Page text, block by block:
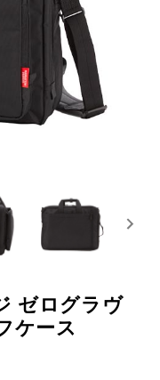
ゼログラヴ
ケース